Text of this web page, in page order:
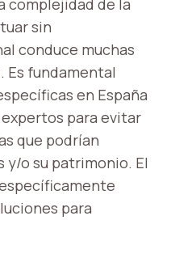
complejidad de la
sin
conduce muchas
Es fundamental
en España
para evitar
que podrían
y/o su patrimonio. El
para